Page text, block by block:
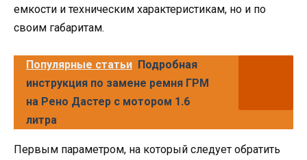
емкости и техническим характеристикам, но и по
своим габаритам.
Популярные статьи Подробная
инструкция по замене ремня ГРМ
на Рено Дастер с мотором 1.6
литра
Первым параметром, на который следует обратить